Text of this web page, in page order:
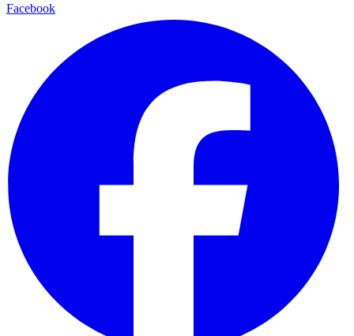
Facebook